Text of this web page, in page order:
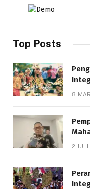
Top Posts
8
2